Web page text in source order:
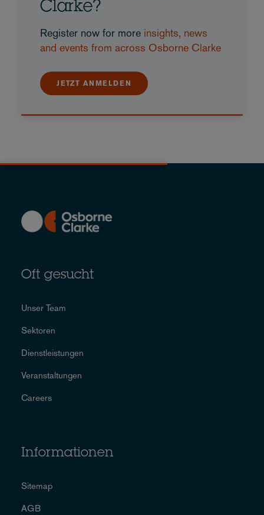
Clarke?
Register now for more insights, news
and events from across Osborne Clarke
JETZT ANMELDEN
Oft gesucht
Unser Team
Sektoren
Dienstleistungen
Veranstaltungen
Careers
Informationen
Sitemap
AGB